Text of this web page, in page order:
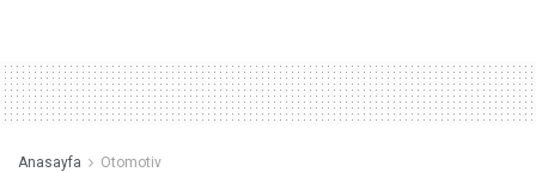
Anasayfa Otomotiv